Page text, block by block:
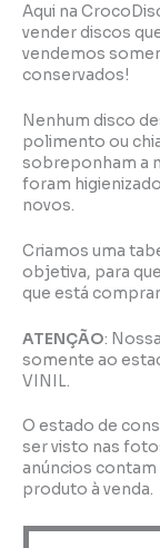
Aqui na
vender discos
vendemos
conservados!
Nenhum disco
polimento ou
sobreponham a
foram
novos.
Criamos uma
objetiva, para
que está
ATENÇÃO:
somente ao
VINIL.
O estado de
ser visto nas
anúncios contam
produto à venda.